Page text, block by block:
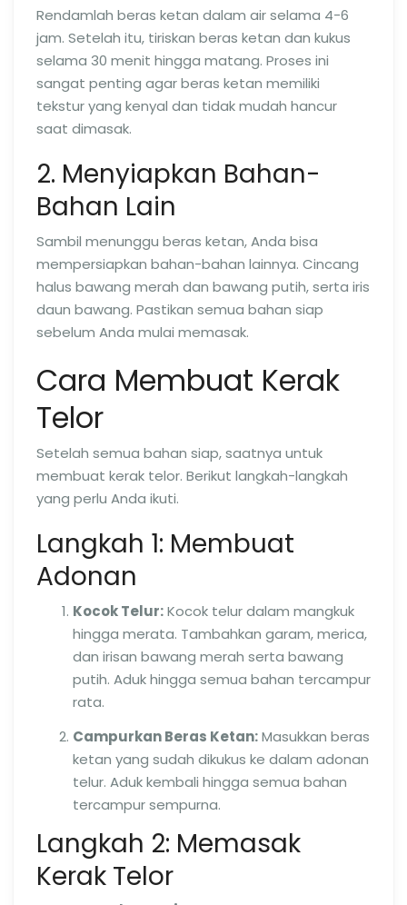
Rendamlah beras ketan dalam air selama 4-6
jam. Setelah itu, tiriskan beras ketan dan kukus
selama 30 menit hingga matang. Proses ini
sangat penting agar beras ketan memiliki
tekstur yang kenyal dan tidak mudah hancur
saat dimasak.
2. Menyiapkan Bahan-
Bahan Lain
Sambil menunggu beras ketan, Anda bisa
mempersiapkan bahan-bahan lainnya. Cincang
halus bawang merah dan bawang putih, serta iris
daun bawang. Pastikan semua bahan siap
sebelum Anda mulai memasak.
Cara Membuat Kerak
Telor
Setelah semua bahan siap, saatnya untuk
membuat kerak telor. Berikut langkah-langkah
yang perlu Anda ikuti.
Langkah 1: Membuat
Adonan
Kocok Telur:Kocok telur dalam mangkuk
hingga merata. Tambahkan garam, merica,
dan irisan bawang merah serta bawang
putih. Aduk hingga semua bahan tercampur
rata.
Campurkan Beras Ketan:Masukkan beras
ketan yang sudah dikukus ke dalam adonan
telur. Aduk kembali hingga semua bahan
tercampur sempurna.
Langkah 2: Memasak
Kerak Telor